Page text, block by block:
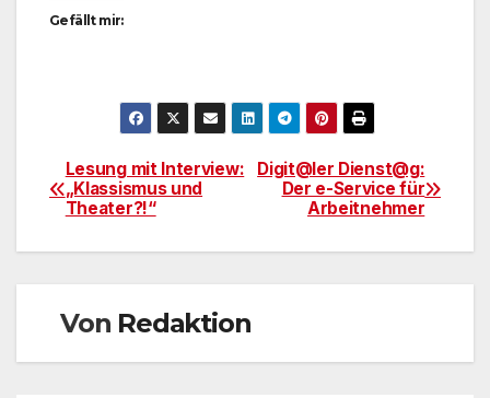
Gefällt mir:
Beitragsnavigation
Digit@ler Dienst@g:
Der e-Service für
Arbeitnehmer
Lesung mit Interview:
„Klassismus und
Theater?!“
Von Redaktion